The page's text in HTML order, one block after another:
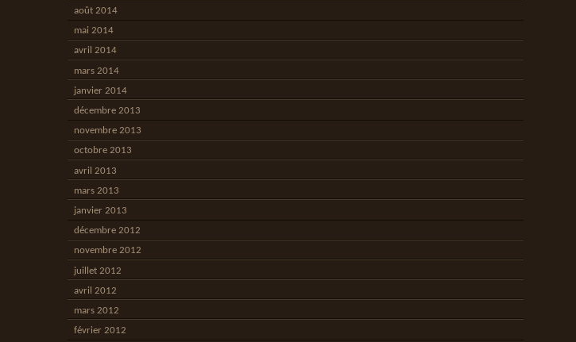
août 2014
mai 2014
avril 2014
mars 2014
janvier 2014
décembre 2013
novembre 2013
octobre 2013
avril 2013
mars 2013
janvier 2013
décembre 2012
novembre 2012
juillet 2012
avril 2012
mars 2012
février 2012